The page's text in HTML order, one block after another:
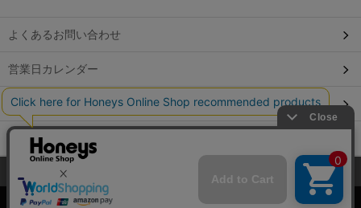
よくあるお問い合わせ
営業日カレンダー
店舗検索
GLOBAL GUIDE（海外からご利用のお客様）
©2009 HONEYS CO., LTD. All Rights Reserved.
当サイトでは、サイトの利便性向上のため、クッキー(Cookie)を使
用しています。詳しくは「
」をご覧くださ